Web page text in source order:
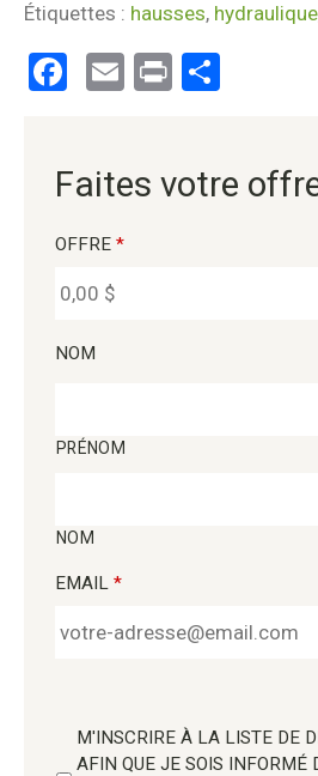
Étiquettes : hausses, hydraulique
Facebook
EmailPrint
Faites votre
OFFRE *
NOM
PRÉNOM
NOM
EMAIL *
M'INSCRIRE À LA LISTE DE
AFIN QUE JE SOIS INFORMÉ